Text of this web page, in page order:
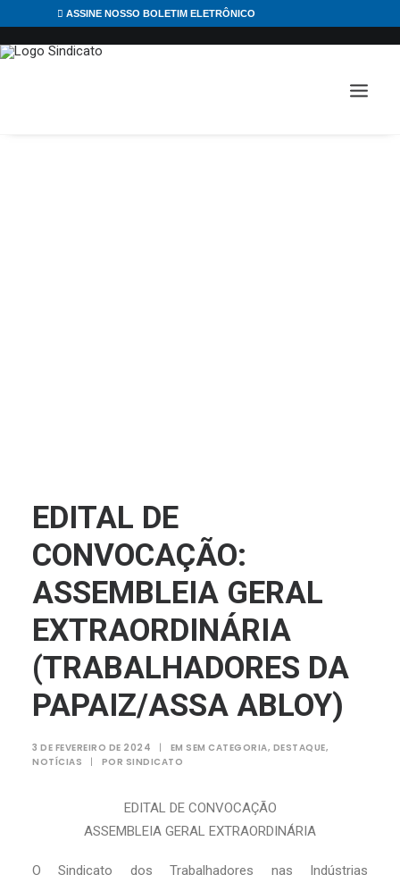
ASSINE NOSSO BOLETIM ELETRÔNICO
EDITAL DE
CONVOCAÇÃO:
ASSEMBLEIA GERAL
EXTRAORDINÁRIA
(TRABALHADORES DA
PAPAIZ/ASSA ABLOY)
3 DE FEVEREIRO DE 2024 | EM SEM CATEGORIA, DESTAQUE,
NOTÍCIAS
| POR SINDICATO
EDITAL DE CONVOCAÇÃO
ASSEMBLEIA GERAL EXTRAORDINÁRIA
O Sindicato dos Trabalhadores nas Indústrias